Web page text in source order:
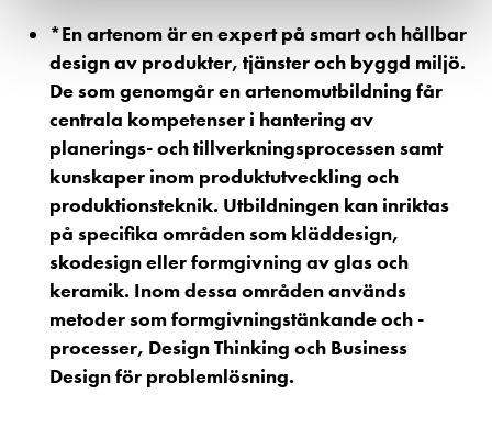
*En artenom är en expert på smart och hållbar
design av produkter, tjänster och byggd miljö.
De som genomgår en artenomutbildning får
centrala kompetenser i hantering av
planerings- och tillverkningsprocessen samt
kunskaper inom produktutveckling och
produktionsteknik. Utbildningen kan inriktas
på specifika områden som kläddesign,
skodesign eller formgivning av glas och
keramik. Inom dessa områden används
metoder som formgivningstänkande och -
processer, Design Thinking och Business
Design för problemlösning.